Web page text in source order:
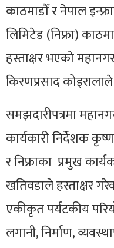
काठमाडौँ र नेपाल
लिमिटेड(निफ्रा)
हस्ताक्षर भएको
किरणप्रसाद
समझदारीपत्रमा
कार्यकारी निर्देशक
रनिफ्राका प्रमुख
खतिवडाले हस्ताक्षर
एकीकृत पर्यटकीय
लगानी, निर्माण,